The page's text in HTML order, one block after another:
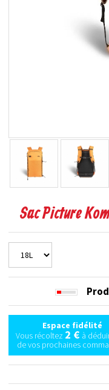
Sac Picture
Espace fidélité
Vous récoltez 2 €à
de vos prochaines